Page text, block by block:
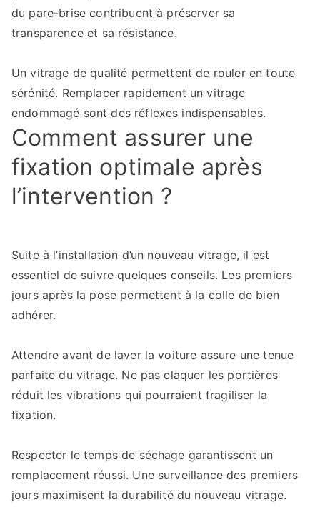
du pare-brise contribuent à préserver sa
transparence et sa résistance.
Un vitrage de qualité permettent de rouler en toute
sérénité. Remplacer rapidement un vitrage
endommagé sont des réflexes indispensables.
Comment assurer une
fixation optimale après
l’intervention ?
Suite à l’installation d’un nouveau vitrage, il est
essentiel de suivre quelques conseils. Les premiers
jours après la pose permettent à la colle de bien
adhérer.
Attendre avant de laver la voiture assure une tenue
parfaite du vitrage. Ne pas claquer les portières
réduit les vibrations qui pourraient fragiliser la
fixation.
Respecter le temps de séchage garantissent un
remplacement réussi. Une surveillance des premiers
jours maximisent la durabilité du nouveau vitrage.